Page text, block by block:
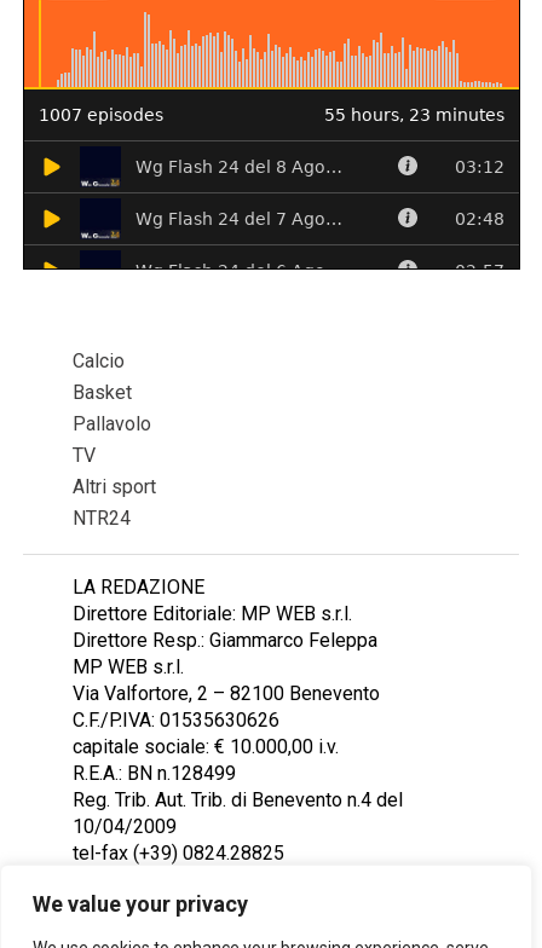
We value your privacy
Calcio
Basket
Pallavolo
TV
Altri sport
NTR24
LA REDAZIONE
Direttore Editoriale: MP WEB s.r.l.
Direttore Resp.: Giammarco Feleppa
MP WEB s.r.l.
Via Valfortore, 2 – 82100 Benevento
C.F./P.IVA: 01535630626
capitale sociale: € 10.000,00 i.v.
R.E.A.: BN n.128499
Reg. Trib. Aut. Trib. di Benevento n.4 del
10/04/2009
tel-fax (+39) 0824.28825